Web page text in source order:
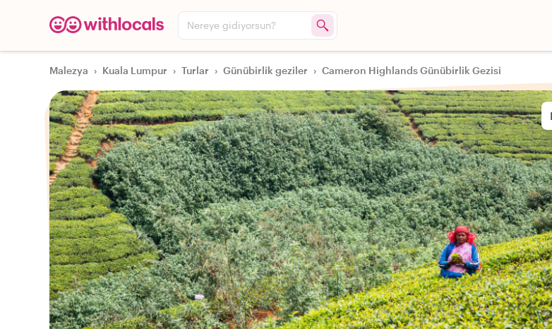
Nereye gidiyorsun?
Malezya › Kuala Lumpur › Turlar › Günübirlik geziler › Cameron Highlands Günübirlik Gezisi